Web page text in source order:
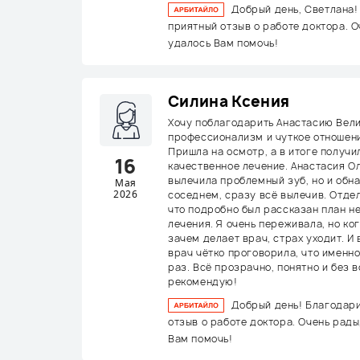
Добрый день,
приятный отзыв о работе доктора.
удалось Вам помочь!
16
Мая
2026
Силина Ксения
Хочу поблагодарить Анастасию
профессионализм и чуткое
Пришла на осмотр, а в итоге
качественное лечение. Анастасия
вылечила проблемный зуб, но и
соседнем, сразу всё вылечив.
что подробно был рассказан план
лечения. Я очень переживала, но
зачем делает врач, страх уходит. И
врач чётко проговорила, что
раз. Всё прозрачно, понятно и без
рекомендую!
Добрый день!
отзыв о работе доктора. Очень
Вам помочь!